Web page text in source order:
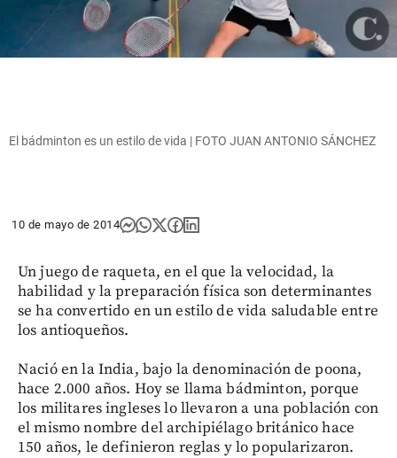
El bádminton es un estilo de vida | FOTO JUAN ANTONIO SÁNCHEZ
10 de mayo de 2014
Un juego de raqueta, en el que la velocidad, la
habilidad y la preparación física son determinantes
se ha convertido en un estilo de vida saludable entre
los antioqueños.
Nació en la India, bajo la denominación de poona,
hace 2.000 años. Hoy se llama bádminton, porque
los militares ingleses lo llevaron a una población con
el mismo nombre del archipiélago británico hace
150 años, le definieron reglas y lo popularizaron.